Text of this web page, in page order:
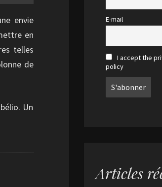
envie
en
telles
de
Un
E-mail
I accept the
policy
Articles